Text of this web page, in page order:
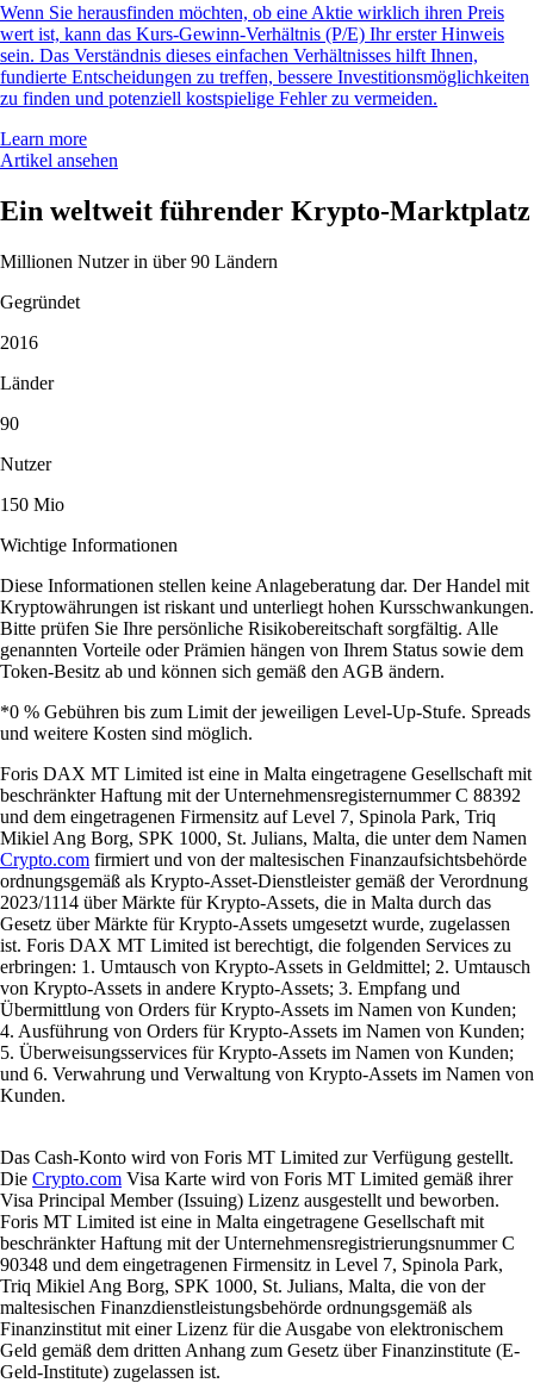
Wenn Sie herausfinden möchten, ob eine Aktie wirklich ihren Preis
wert ist, kann das Kurs-Gewinn-Verhältnis (P/E) Ihr erster Hinweis
sein. Das Verständnis dieses einfachen Verhältnisses hilft Ihnen,
fundierte Entscheidungen zu treffen, bessere Investitionsmöglichkeiten
zu finden und potenziell kostspielige Fehler zu vermeiden.
Learn more
Artikel ansehen
Ein weltweit führender Krypto-Marktplatz
Millionen Nutzer in über 90 Ländern
Gegründet
2016
Länder
90
Nutzer
150 Mio
Wichtige Informationen
Diese Informationen stellen keine Anlageberatung dar. Der Handel mit
Kryptowährungen ist riskant und unterliegt hohen Kursschwankungen.
Bitte prüfen Sie Ihre persönliche Risikobereitschaft sorgfältig. Alle
genannten Vorteile oder Prämien hängen von Ihrem Status sowie dem
Token-Besitz ab und können sich gemäß den AGB ändern.
*0 % Gebühren bis zum Limit der jeweiligen Level-Up-Stufe. Spreads
und weitere Kosten sind möglich.
Foris DAX MT Limited ist eine in Malta eingetragene Gesellschaft mit
beschränkter Haftung mit der Unternehmensregisternummer C 88392
und dem eingetragenen Firmensitz auf Level 7, Spinola Park, Triq
Mikiel Ang Borg, SPK 1000, St. Julians, Malta, die unter dem Namen
Crypto.com firmiert und von der maltesischen Finanzaufsichtsbehörde
ordnungsgemäß als Krypto-Asset-Dienstleister gemäß der Verordnung
2023/1114 über Märkte für Krypto-Assets, die in Malta durch das
Gesetz über Märkte für Krypto-Assets umgesetzt wurde, zugelassen
ist. Foris DAX MT Limited ist berechtigt, die folgenden Services zu
erbringen: 1. Umtausch von Krypto-Assets in Geldmittel; 2. Umtausch
von Krypto-Assets in andere Krypto-Assets; 3. Empfang und
Übermittlung von Orders für Krypto-Assets im Namen von Kunden;
4. Ausführung von Orders für Krypto-Assets im Namen von Kunden;
5. Überweisungsservices für Krypto-Assets im Namen von Kunden;
und 6. Verwahrung und Verwaltung von Krypto-Assets im Namen von
Kunden.
Das Cash-Konto wird von Foris MT Limited zur Verfügung gestellt.
Die Crypto.com Visa Karte wird von Foris MT Limited gemäß ihrer
Visa Principal Member (Issuing) Lizenz ausgestellt und beworben.
Foris MT Limited ist eine in Malta eingetragene Gesellschaft mit
beschränkter Haftung mit der Unternehmensregistrierungsnummer C
90348 und dem eingetragenen Firmensitz in Level 7, Spinola Park,
Triq Mikiel Ang Borg, SPK 1000, St. Julians, Malta, die von der
maltesischen Finanzdienstleistungsbehörde ordnungsgemäß als
Finanzinstitut mit einer Lizenz für die Ausgabe von elektronischem
Geld gemäß dem dritten Anhang zum Gesetz über Finanzinstitute (E-
Geld-Institute) zugelassen ist.